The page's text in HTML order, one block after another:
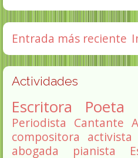
Entrada más reciente
Actividades
Escritora Poeta
Periodista Cantante
compositora activista
abogada
pianista